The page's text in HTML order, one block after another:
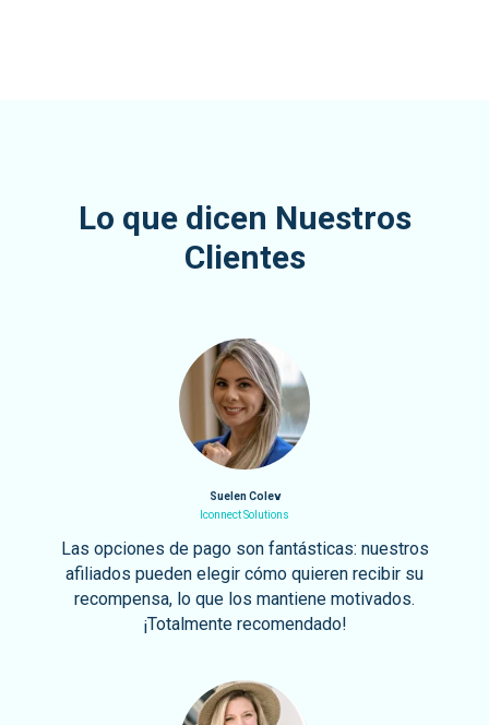
Lo que dicen Nuestros
Clientes
Suelen Colev
Iconnect Solutions
Las opciones de pago son fantásticas: nuestros
afiliados pueden elegir cómo quieren recibir su
recompensa, lo que los mantiene motivados.
¡Totalmente recomendado!